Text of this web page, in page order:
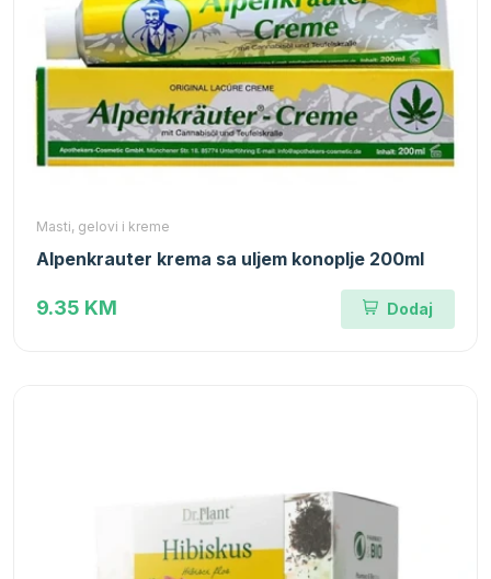
Masti, gelovi i kreme
Alpenkrauter krema sa uljem konoplje 200ml
9.35 KM Dodaj